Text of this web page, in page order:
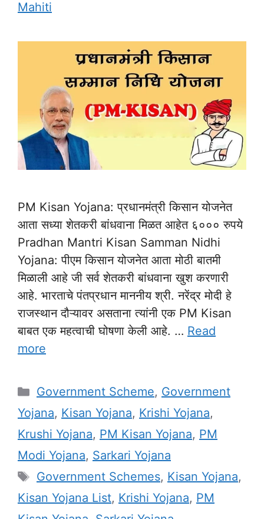
Mahiti
PM Kisan Yojana: प्रधानमंत्री किसान योजनेत
आता सध्या शेतकरी बांधवाना मिळत आहेत ६००० रुपये
Pradhan Mantri Kisan Samman Nidhi
Yojana: पीएम किसान योजनेत आता मोठी बातमी
मिळाली आहे जी सर्व शेतकरी बांधवाना खुश करणारी
आहे. भारताचे पंतप्रधान माननीय श्री. नरेंद्र मोदी हे
राजस्थान दौऱ्यावर असताना त्यांनी एक PM Kisan
बाबत एक महत्वाची घोषणा केली आहे. … Read
more
Categories
Government Scheme, Government
Yojana, Kisan Yojana, Krishi Yojana,
Krushi Yojana, PM Kisan Yojana, PM
Modi Yojana, Sarkari Yojana
Tags
Government Schemes, Kisan Yojana,
Kisan Yojana List, Krishi Yojana, PM